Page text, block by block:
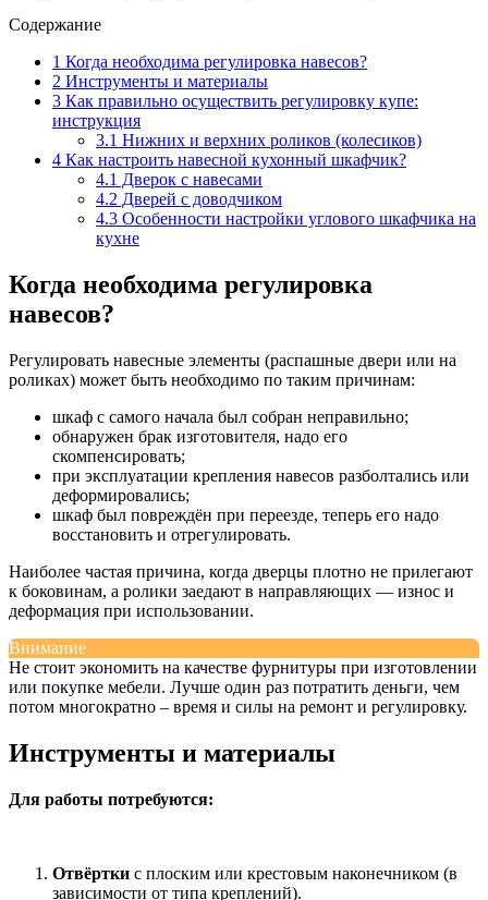
Содержание
1 Когда необходима регулировка навесов?
2 Инструменты и материалы
3 Как правильно осуществить регулировку купе:
инструкция
3.1 Нижних и верхних роликов (колесиков)
4 Как настроить навесной кухонный шкафчик?
4.1 Дверок с навесами
4.2 Дверей с доводчиком
4.3 Особенности настройки углового шкафчика на
кухне
Когда необходима регулировка
навесов?
Регулировать навесные элементы (распашные двери или на
роликах) может быть необходимо по таким причинам:
шкаф с самого начала был собран неправильно;
обнаружен брак изготовителя, надо его
скомпенсировать;
при эксплуатации крепления навесов разболтались или
деформировались;
шкаф был повреждён при переезде, теперь его надо
восстановить и отрегулировать.
Наиболее частая причина, когда дверцы плотно не прилегают
к боковинам, а ролики заедают в направляющих — износ и
деформация при использовании.
Внимание
Не стоит экономить на качестве фурнитуры при изготовлении
или покупке мебели. Лучше один раз потратить деньги, чем
потом многократно – время и силы на ремонт и регулировку.
Инструменты и материалы
Для работы потребуются:
Отвёртки с плоским или крестовым наконечником (в
зависимости от типа креплений).